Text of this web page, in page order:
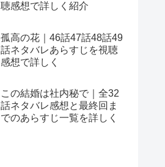
聴感想で詳しく紹介
孤高の花｜46話47話48話49
話ネタバレあらすじを視聴
感想で詳しく
この結婚は社内秘で｜全32
話ネタバレ感想と最終回ま
でのあらすじ一覧を詳しく